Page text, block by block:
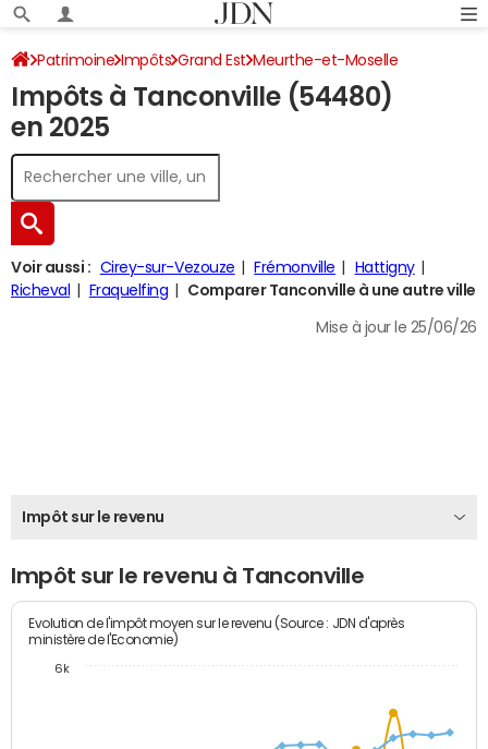
Patrimoine Impôts Grand Est Meurthe-et-Moselle
Tanconville Impôt sur le revenu
Impôts à Tanconville (54480)
en 2025
Voir aussi : Cirey-sur-Vezouze Frémonville
Hattigny
Richeval
Fraquelfing Comparer Tanconville à une autre ville
Mise à jour le 25/06/26
Impôt sur le revenu
Impôt sur le revenu à Tanconville
Evolution de l'impôt moyen sur le revenu (Source : JDN d'après
ministère de l'Economie)
6k